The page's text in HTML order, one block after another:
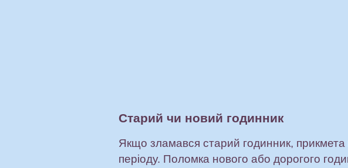
Старий чи новий годинник
Якщо зламався старий годинник,
періоду. Поломка нового або дорогого